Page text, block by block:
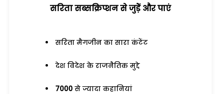
सरिता सब्सक्रिप्शन से जुड़ेें और पाएं
सरिता मैगजीन का सारा कंटेंट
देश विदेश के राजनैतिक मुद्दे
7000 से ज्यादा कहानियां